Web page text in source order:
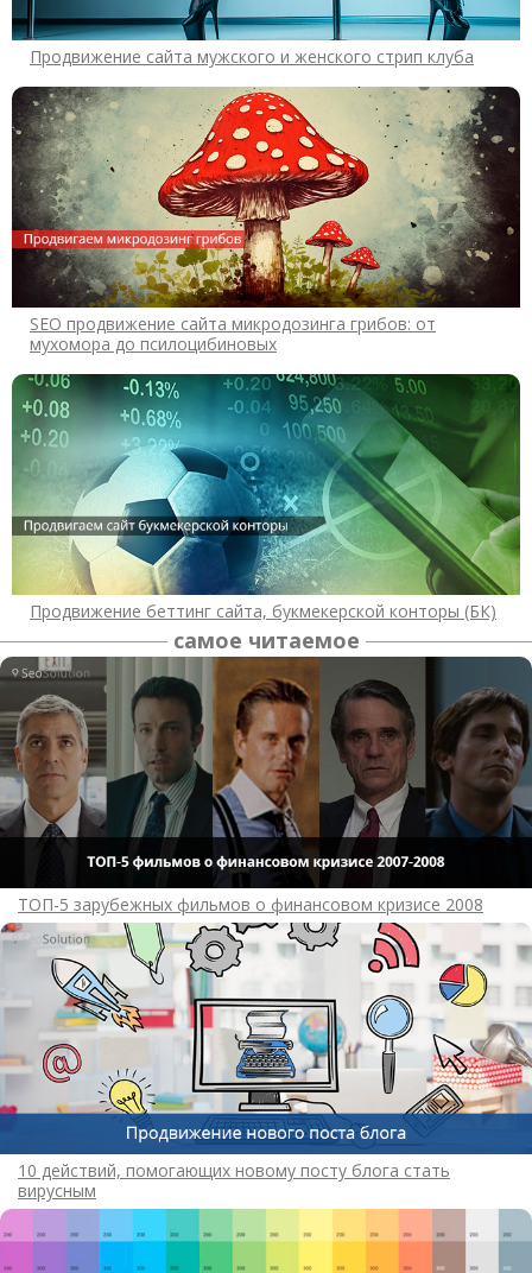
Продвижение сайта мужского и женского стрип клуба
SEO продвижение сайта микродозинга грибов: от
мухомора до псилоцибиновых
Продвижение беттинг сайта, букмекерской конторы (БК)
самое читаемое
ТОП-5 зарубежных фильмов о финансовом кризисе 2008
10 действий, помогающих новому посту блога стать
вирусным